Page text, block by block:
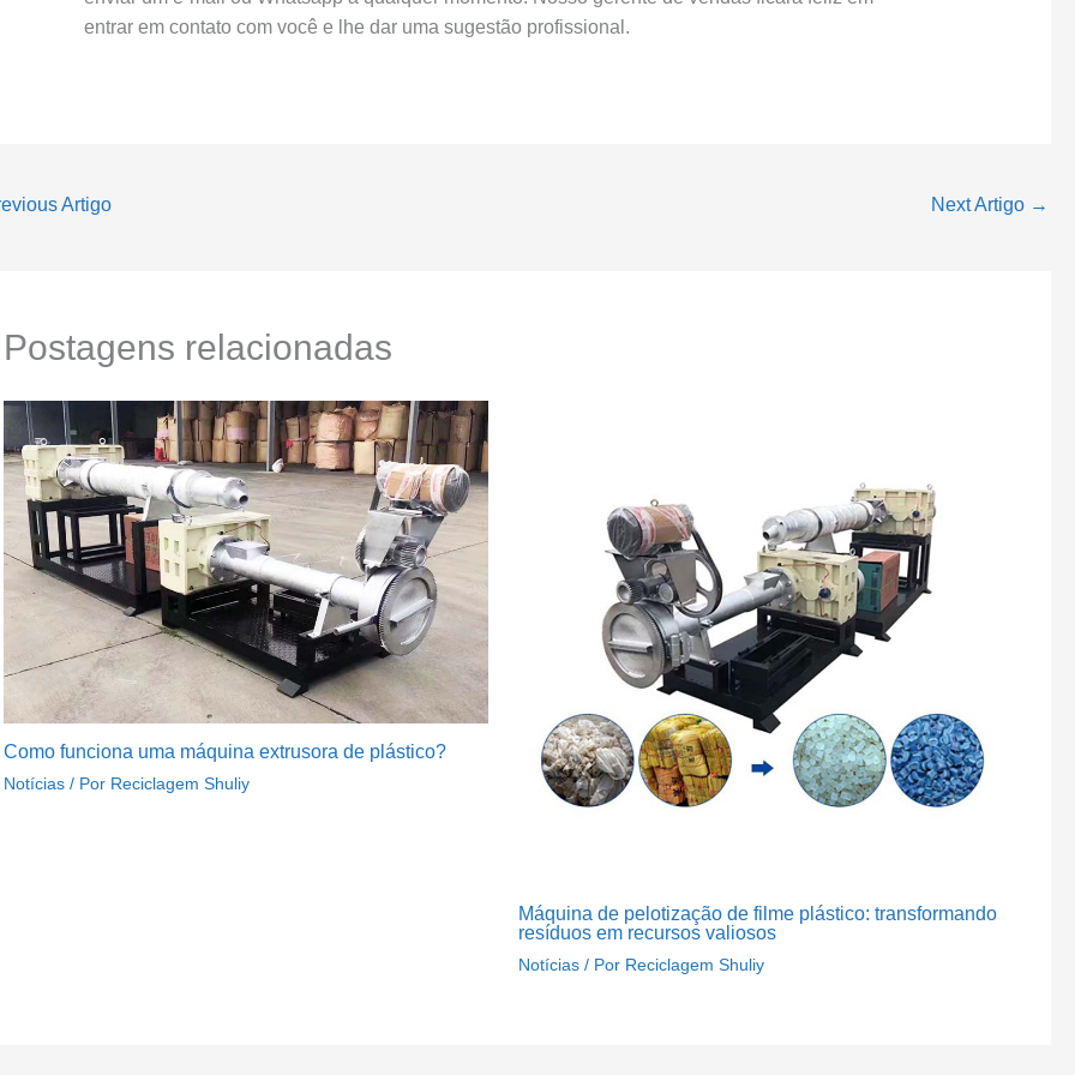
entrar em contato com você e lhe dar uma sugestão profissional.
Artigo Next Artigo →
Postagens relacionadas
Como funciona uma máquina extrusora de plástico?
Notícias / Por Reciclagem Shuliy
Máquina de pelotização de filme plástico: transformando
resíduos em recursos valiosos
Notícias / Por Reciclagem Shuliy